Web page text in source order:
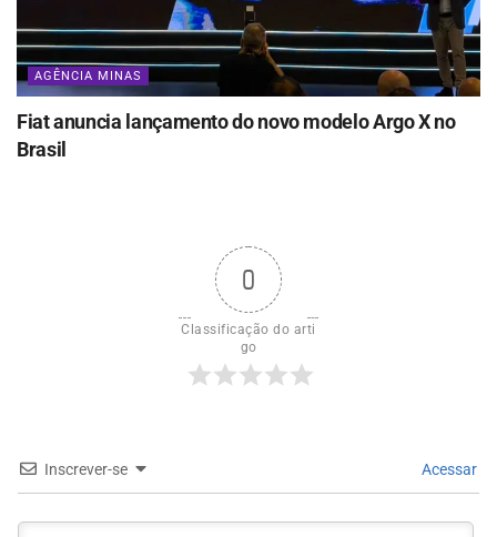
AGÊNCIA MINAS
Fiat anuncia lançamento do novo modelo Argo X no
Brasil
0
Classificação do arti
go
Inscrever-se Acessar